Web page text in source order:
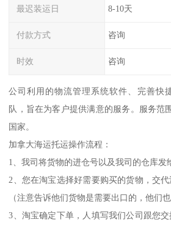
最迟装运日 8-10天
付款方式 咨询
时效 咨询
公司利用的物流管理系统软件、完善快
队，旨在为客户提供满意的服务。服务范
国家。
加拿大海运托运操作流程：
1、我司将货物的进仓号以及我司的仓库发
2、您在淘宝选择好需要购买的货物，交
（注意告诉他们货物是需要出口的，他们
3、淘宝确定下单，人填写我们公司跟您